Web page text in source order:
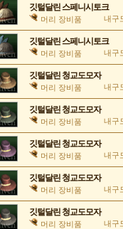
깃털달린 스페니시토크
머리 장비품 내구
깃털달린 스페니시토크
머리 장비품 내구
깃털달린 청교도모자
머리 장비품 내구
깃털달린 청교도모자
머리 장비품 내구
깃털달린 청교도모자
머리 장비품 내구
깃털달린 청교도모자
머리 장비품 내구
깃털달린 청교도모자
머리 장비품 내구